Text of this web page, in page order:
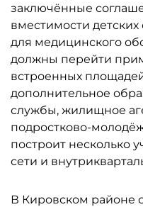
заключённые
вместимости
для медицинского
должны перейти
встроенных
дополнительное
службы, жилищное
подростково-
построит несколько
сети и
В Кировском районе